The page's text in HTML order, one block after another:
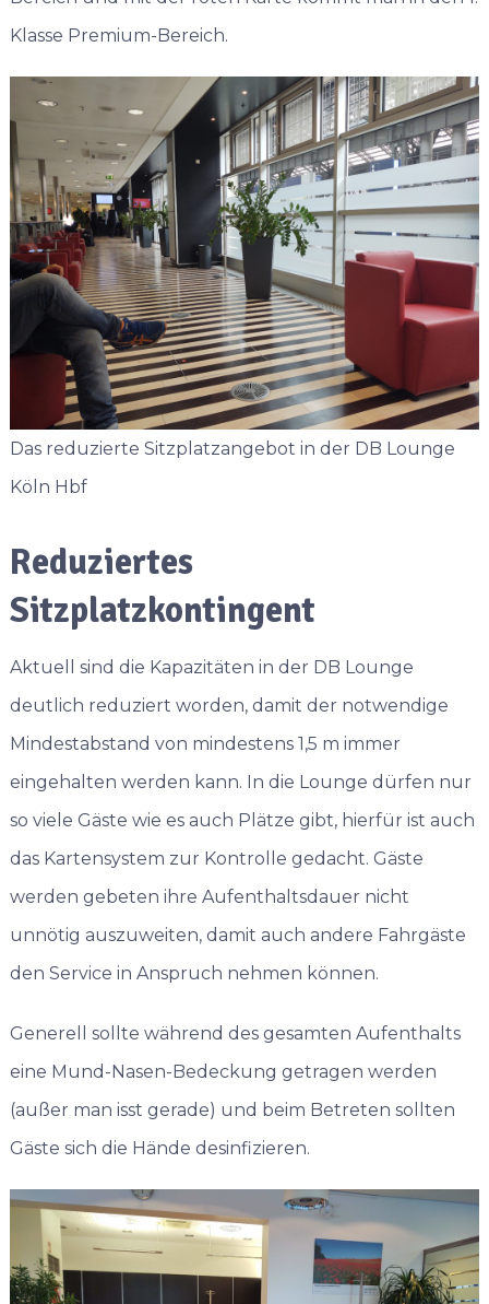
Klasse Premium-Bereich.
Das reduzierte Sitzplatzangebot in der DB Lounge
Köln Hbf
Reduziertes
Sitzplatzkontingent
Aktuell sind die Kapazitäten in der DB Lounge
deutlich reduziert worden, damit der notwendige
Mindestabstand von mindestens 1,5 m immer
eingehalten werden kann. In die Lounge dürfen nur
so viele Gäste wie es auch Plätze gibt, hierfür ist auch
das Kartensystem zur Kontrolle gedacht. Gäste
werden gebeten ihre Aufenthaltsdauer nicht
unnötig auszuweiten, damit auch andere Fahrgäste
den Service in Anspruch nehmen können.
Generell sollte während des gesamten Aufenthalts
eine Mund-Nasen-Bedeckung getragen werden
(außer man isst gerade) und beim Betreten sollten
Gäste sich die Hände desinfizieren.